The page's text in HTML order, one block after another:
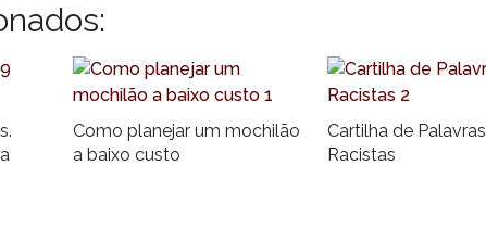
Como planejar um mochilão
a baixo custo
Cartilha de Palavras
Racistas